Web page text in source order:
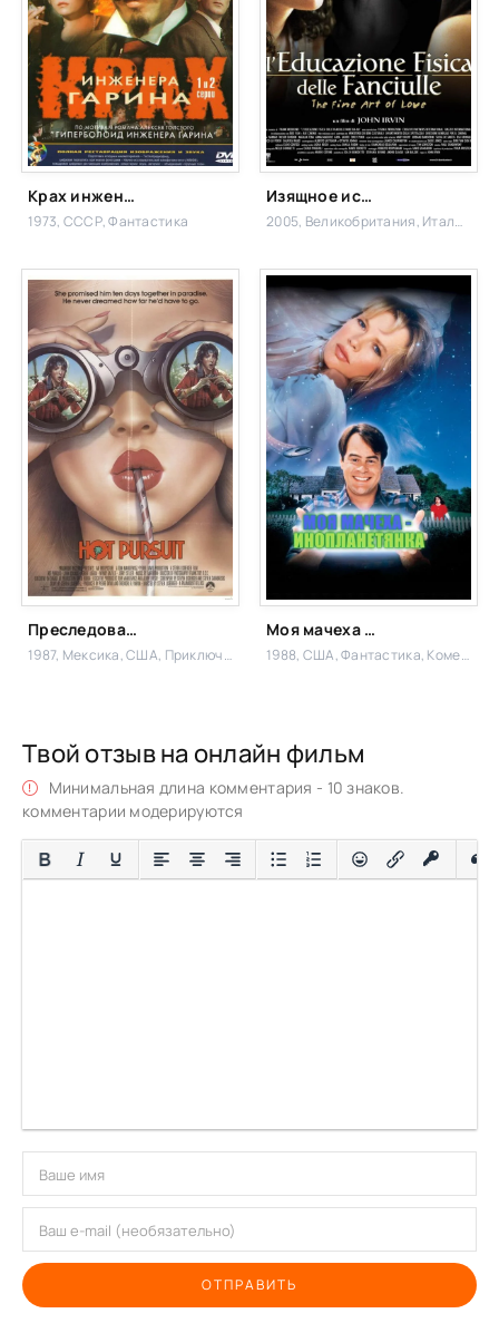
Крах инженера Гарина
1973, СССР,Фантастика
Изящное искусство любви
2005, Великобритания, Италия, Чехия,
Преследование по пятам
1987, Мексика, США, Приключения, Комедия
Моя мачеха – инопланетянка
1988, США,Фантастика, Комедия
Твой отзыв на онлайн фильм
Минимальная длина комментария - 10 знаков.
комментарии модерируются
ОТПРАВИТЬ